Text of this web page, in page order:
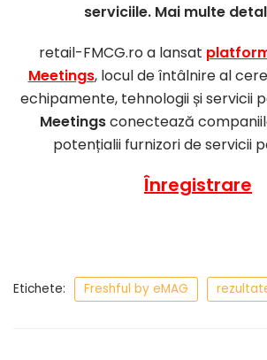
serviciile. Mai multe
retail-FMCG.ro a lansat
Meetings, locul de întâlnire al
echipamente, tehnologii și servicii
Meetingsconectează
potențialii furnizori de servicii
Înregistrare
Etichete: Freshful by eMAG